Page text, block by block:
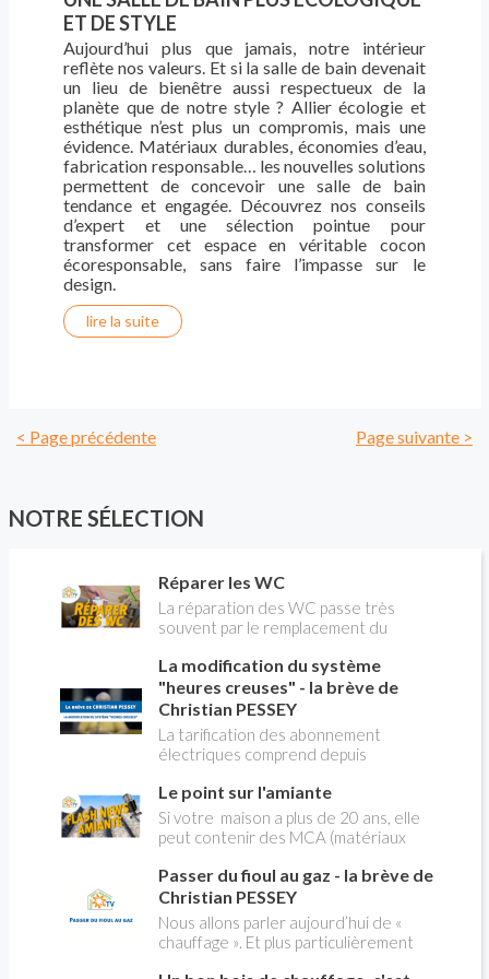
ET DE STYLE
Aujourd’hui plus que jamais, notre intérieur
reflète nos valeurs. Et si la salle de bain devenait
un lieu de bienêtre aussi respectueux de la
planète que de notre style ? Allier écologie et
esthétique n’est plus un compromis, mais une
évidence. Matériaux durables, économies d’eau,
fabrication responsable… les nouvelles solutions
permettent de concevoir une salle de bain
tendance et engagée. Découvrez nos conseils
d’expert et une sélection pointue pour
transformer cet espace en véritable cocon
écoresponsable, sans faire l’impasse sur le
design.
lire la suite
< Page précédente Page suivante >
NOTRE SÉLECTION
Réparer les WC
La réparation des WC passe très
souvent par le remplacement du
expliquer
La modification du système
"heures creuses" - la brève de
Christian PESSEY
La tarification des abonnement
électriques comprend depuis
pleines, heures creuses. Aujourd'hui
Christian PESSEY vous explique tout
ce qu'il faut savoir sur la nouvelle
modification du système "heures
creuses" qui concerne près de 15
millions de Français !
Le point sur l'amiante
Si votre maison a plus de 20 ans, elle
peut contenir des MCA (matériaux
panique, on fait le point dans notre
flash news n°3 spéciale Amiante et
ses dangers avec Christian Pessey
Passer du fioul au gaz - la brève de
Christian PESSEY
Nous allons parler aujourd’hui de «
chauffage ». Et plus particulièrement